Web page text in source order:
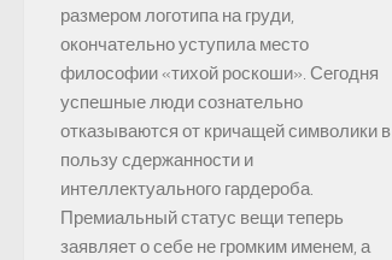
размером логотипа на груди,
окончательно уступила место
философии «тихой роскоши». Сегодня
успешные люди сознательно
отказываются от кричащей символики в
пользу сдержанности и
интеллектуального гардероба.
Премиальный статус вещи теперь
заявляет о себе не громким именем, а